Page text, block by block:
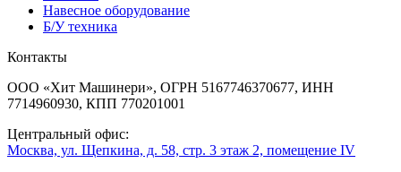
Навесное оборудование
Б/У техника
Контакты
ООО «Хит Машинери», ОГРН 5167746370677, ИНН
7714960930, КПП 770201001
Центральный офис:
Москва, ул. Щепкина, д. 58, стр. 3 этаж 2, помещение IV